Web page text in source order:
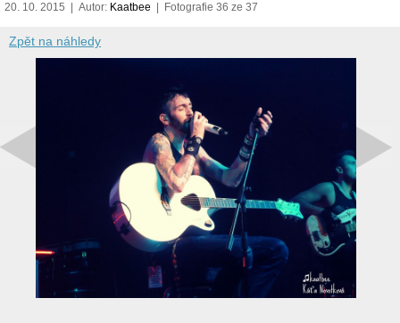
20. 10. 2015 | Autor: Kaatbee | Fotografie 36 ze 37
Zpět na náhledy